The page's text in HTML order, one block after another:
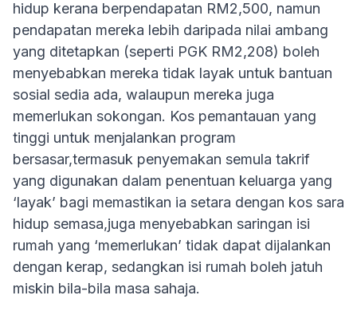
hidup kerana berpendapatan RM2,500, namun
pendapatan mereka lebih daripada nilai ambang
yang ditetapkan (seperti PGK RM2,208) boleh
menyebabkan mereka tidak layak untuk bantuan
sosial sedia ada, walaupun mereka juga
memerlukan sokongan. Kos pemantauan yang
tinggi untuk menjalankan program
bersasar,termasuk penyemakan semula takrif
yang digunakan dalam penentuan keluarga yang
‘layak’ bagi memastikan ia setara dengan kos sara
hidup semasa,juga menyebabkan saringan isi
rumah yang ‘memerlukan’ tidak dapat dijalankan
dengan kerap, sedangkan isi rumah boleh jatuh
miskin bila-bila masa sahaja.